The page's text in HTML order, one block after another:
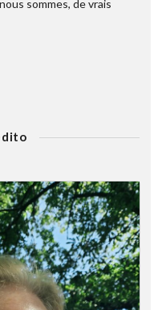
sommes, de vrais